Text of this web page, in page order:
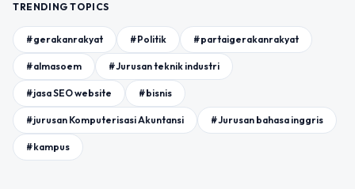
TRENDING TOPICS
#gerakanrakyat #Politik #partaigerakanrakyat
#almasoem #Jurusan teknik industri
#jasa SEO website #bisnis
#jurusan Komputerisasi Akuntansi #Jurusan bahasa inggris
#kampus